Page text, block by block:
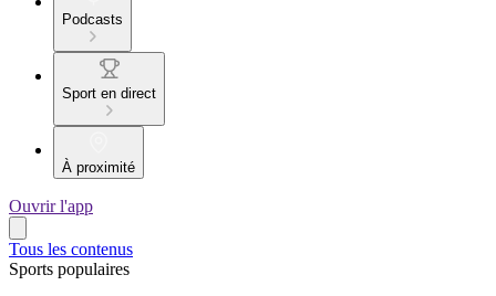
Podcasts
Sport en direct
À proximité
Ouvrir l'app
Tous les contenus
Sports populaires